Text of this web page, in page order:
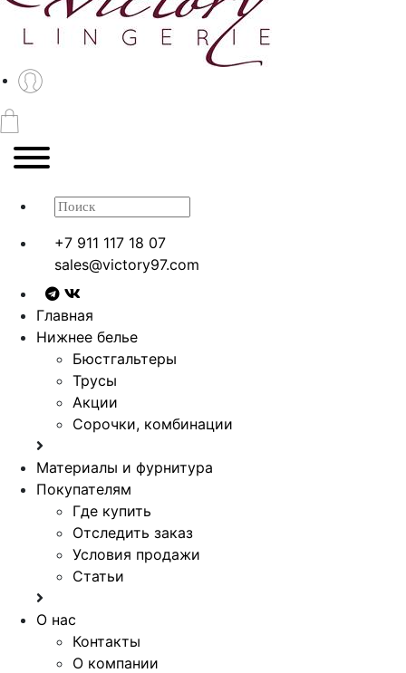
+7 911 117 18 07
sales@victory97.com
Главная
Нижнее белье
Бюстгальтеры
Трусы
Акции
Сорочки, комбинации
Материалы и фурнитура
Покупателям
Где купить
Отследить заказ
Условия продажи
Статьи
О нас
Контакты
О компании